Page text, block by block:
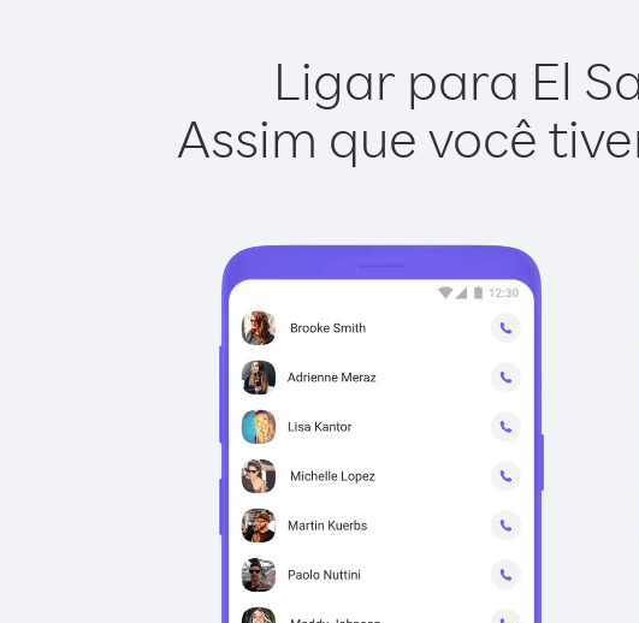
Ligar para El
Assim que você